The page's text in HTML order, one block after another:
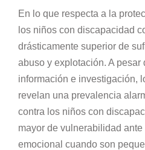
En lo que respecta a la
los niños con discapacidad
drásticamente superior de
abuso y explotación. A pesar
información e investigación,
revelan una prevalencia
contra los niños con
mayor de vulnerabilidad
emocional cuando son